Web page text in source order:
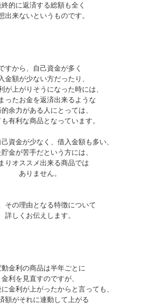
終的に返済する総額も全く
出来ないというものです。
すから、自己資金が多く
金額が少ない方だったり、
が上がりそうになった時には、
ったお金を返済出来るような
余力がある人にとっては、
も有利な商品となっています。
資金が少なく、借入金額も多い、
貯金が苦手だという方には、
りオススメ出来る商品では
ありません。
その理由となる特徴について
詳しくお伝えします。
動金利の商品は半年ごとに
金利を見直すのですが、
金利が上がったからと言っても、
額がそれに連動して上がる